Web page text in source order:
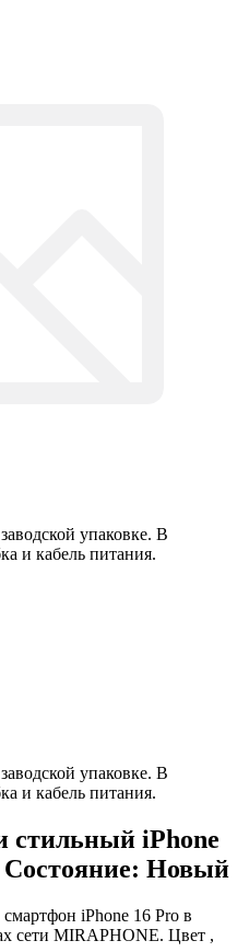
упаковке. В
и кабель питания.
упаковке. В
и кабель питания.
iPhone
Состояние: Новый
iPhone 16 Pro в
сети MIRAPHONE. Цвет ,